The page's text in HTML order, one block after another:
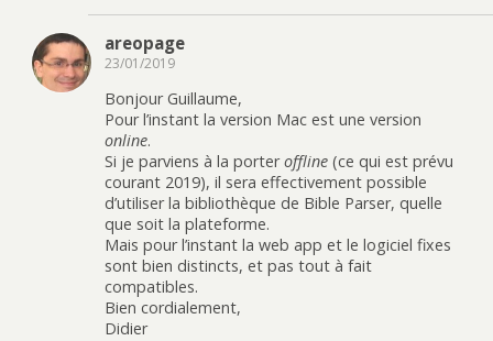
areopage
23/01/2019
Bonjour Guillaume,
Pour l’instant la version Mac est une version
online.
Si je parviens à la porteroffline (ce qui est prévu
courant 2019), il sera effectivement possible
d’utiliser la bibliothèque de Bible Parser, quelle
que soit la plateforme.
Mais pour l’instant la web app et le logiciel fixes
sont bien distincts, et pas tout à fait
compatibles.
Bien cordialement,
Didier